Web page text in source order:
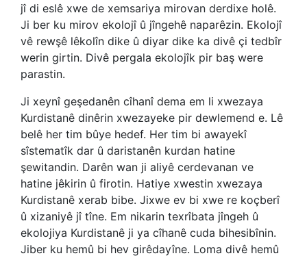
jî di eslê xwe de xemsariya mirovan derdixe holê.
Ji ber ku mirov ekolojî û jîngehê naparêzin. Ekolojî
vê rewşê lêkolîn dike û diyar dike ka divê çi tedbîr
werin girtin. Divê pergala ekolojîk pir baş were
parastin.
Ji xeynî geşedanên cîhanî dema em li xwezaya
Kurdistanê dinêrin xwezayeke pir dewlemend e. Lê
belê her tim bûye hedef. Her tim bi awayekî
sîstematîk dar û daristanên kurdan hatine
şewitandin. Darên wan ji aliyê cerdevanan ve
hatine jêkirin û firotin. Hatiye xwestin xwezaya
Kurdistanê xerab bibe. Jixwe ev bi xwe re koçberî
û xizaniyê jî tîne. Em nikarin texrîbata jîngeh û
ekolojiya Kurdistanê ji ya cîhanê cuda bihesibînin.
Jiber ku hemû bi hev girêdayîne. Loma divê hemû